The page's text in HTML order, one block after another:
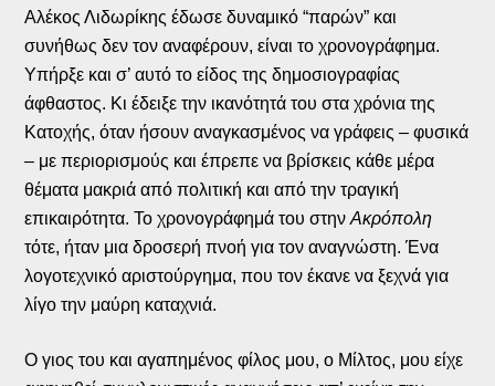
Αλέκος Λιδωρίκης έδωσε δυναμικό “παρών” και
συνήθως δεν τον αναφέρουν, είναι το χρονογράφημα.
Υπήρξε και σ’ αυτό το είδος της δημοσιογραφίας
άφθαστος. Κι έδειξε την ικανότητά του στα χρόνια της
Κατοχής, όταν ήσουν αναγκασμένος να γράφεις – φυσικά
– με περιορισμούς και έπρεπε να βρίσκεις κάθε μέρα
θέματα μακριά από πολιτική και από την τραγική
επικαιρότητα. Το χρονογράφημά του στηνΑκρόπολη
τότε, ήταν μια δροσερή πνοή για τον αναγνώστη. Ένα
λογοτεχνικό αριστούργημα, που τον έκανε να ξεχνά για
λίγο την μαύρη καταχνιά.
Ο γιος του και αγαπημένος φίλος μου, ο Μίλτος, μου είχε